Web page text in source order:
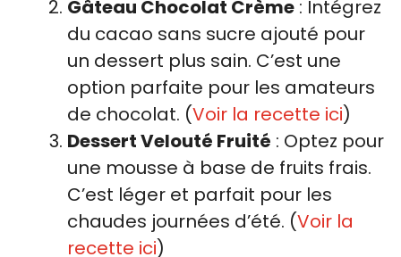
Gâteau Chocolat Crème : Intégrez
du cacao sans sucre ajouté pour
un dessert plus sain. C’est une
option parfaite pour les amateurs
de chocolat. (Voir la recette ici)
Dessert Velouté Fruité : Optez pour
une mousse à base de fruits frais.
C’est léger et parfait pour les
chaudes journées d’été. (Voir la
recette ici)